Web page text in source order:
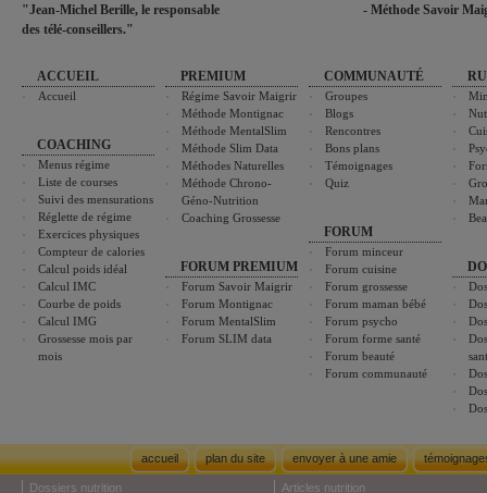
"Jean-Michel Berille, le responsable
des télé-conseillers."
- Méthode Savoir
ACCUEIL
Accueil
COACHING
Menus régime
Liste de courses
Suivi des mensurations
Réglette de régime
Exercices physiques
Compteur de calories
Calcul poids idéal
Calcul IMC
Courbe de poids
Calcul IMG
Grossesse mois par
mois
PREMIUM
Régime Savoir Maigrir
Méthode Montignac
Méthode MentalSlim
Méthode Slim Data
Méthodes Naturelles
Méthode Chrono-
Géno-Nutrition
Coaching Grossesse
FORUM PREMIUM
Forum Savoir Maigrir
Forum Montignac
Forum MentalSlim
Forum SLIM data
COMMUNAUTÉ
Groupes
Blogs
Rencontres
Bons plans
Témoignages
Quiz
FORUM
Forum minceur
Forum cuisine
Forum grossesse
Forum maman bébé
Forum psycho
Forum forme santé
Forum beauté
Forum communauté
accueil plan du site envoyer à une amie
Dossiers nutrition
Articles nutrition